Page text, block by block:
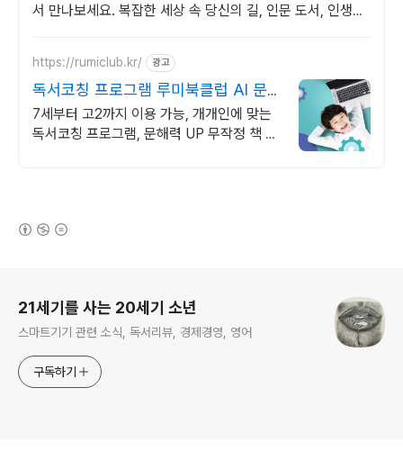
서 만나보세요. 복잡한 세상 속 당신의 길, 인문 도서, 인생의
https://rumiclub.kr/ 광고
독서코칭 프로그램 루미북클럽 AI 문
해력 향상 프로그램
7세부터 고2까지 이용 가능, 개개인에 맞는
독서코칭 프로그램, 문해력 UP 무작정 책 읽
21세기를 사는 20세기 소년
스마트기기 관련 소식, 독서리뷰, 경제경영, 영어
구독하기